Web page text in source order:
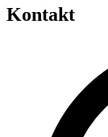
Kontakt